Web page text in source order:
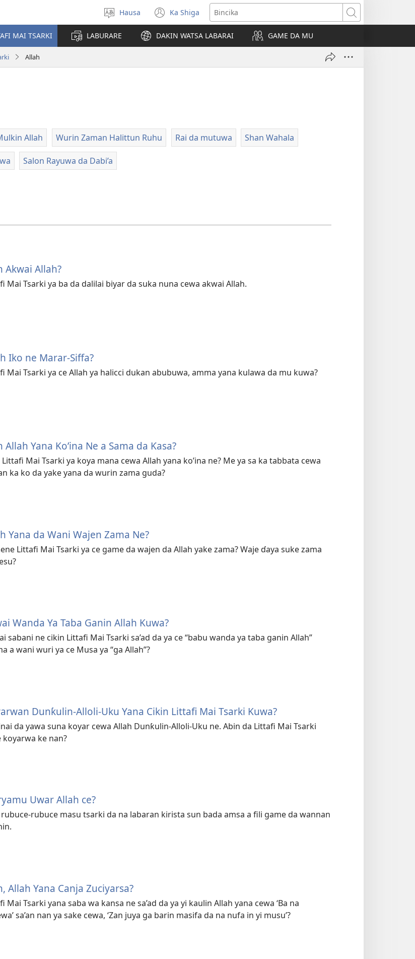
Ka
Zabi
Hausa Ka Shiga
(opens
new
window)
Bincika
MAI TSARKI LABURARE DAKIN WATSA LABARAI GAME DA MU
Allah
Allah Wurin Zaman Halittun Ruhu Rai da mutuwa Shan Wahala
Salon Rayuwa da Dabi’a
Akwai Allah?
Mai Tsarki ya ba da dalilai biyar da suka nuna cewa akwai Allah.
Iko ne Marar-Siffa?
Mai Tsarki ya ce Allah ya halicci dukan abubuwa, amma yana kulawa da mu kuwa?
Allah Yana Ko’ina Ne a Sama da Ƙasa?
Littafi Mai Tsarki ya koya mana cewa Allah yana ko’ina ne? Me ya sa ka tabbata cewa
ka ko da yake yana da wurin zama guda?
Yana da Wani Wajen Zama Ne?
Littafi Mai Tsarki ya ce game da wajen da Allah yake zama? Waje ɗaya suke zama
Wanda Ya Taba Ganin Allah Kuwa?
sabani ne cikin Littafi Mai Tsarki sa’ad da ya ce “babu wanda ya taba ganin Allah”
a wani wuri ya ce Musa ya “ga Allah”?
Dunƙulin-Alloli-Uku Yana Cikin Littafi Mai Tsarki Kuwa?
da yawa suna koyar cewa Allah Dunƙulin-Alloli-Uku ne. Abin da Littafi Mai Tsarki
koyarwa ke nan?
Uwar Allah ce?
rubuce masu tsarki da na labaran kirista sun bada amsa a fili game da wannan
Allah Yana Canja Zuciyarsa?
Mai Tsarki yana saba wa kansa ne sa’ad da ya yi kaulin Allah yana cewa ‘Ba na
sa’an nan ya sake cewa, ‘Zan juya ga barin masifa da na nufa in yi musu’?